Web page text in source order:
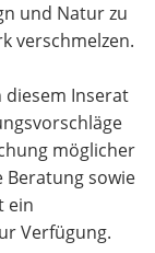
und Natur zu
verschmelzen.
diesem Inserat
möglicher
Beratung sowie
ein
Verfügung.